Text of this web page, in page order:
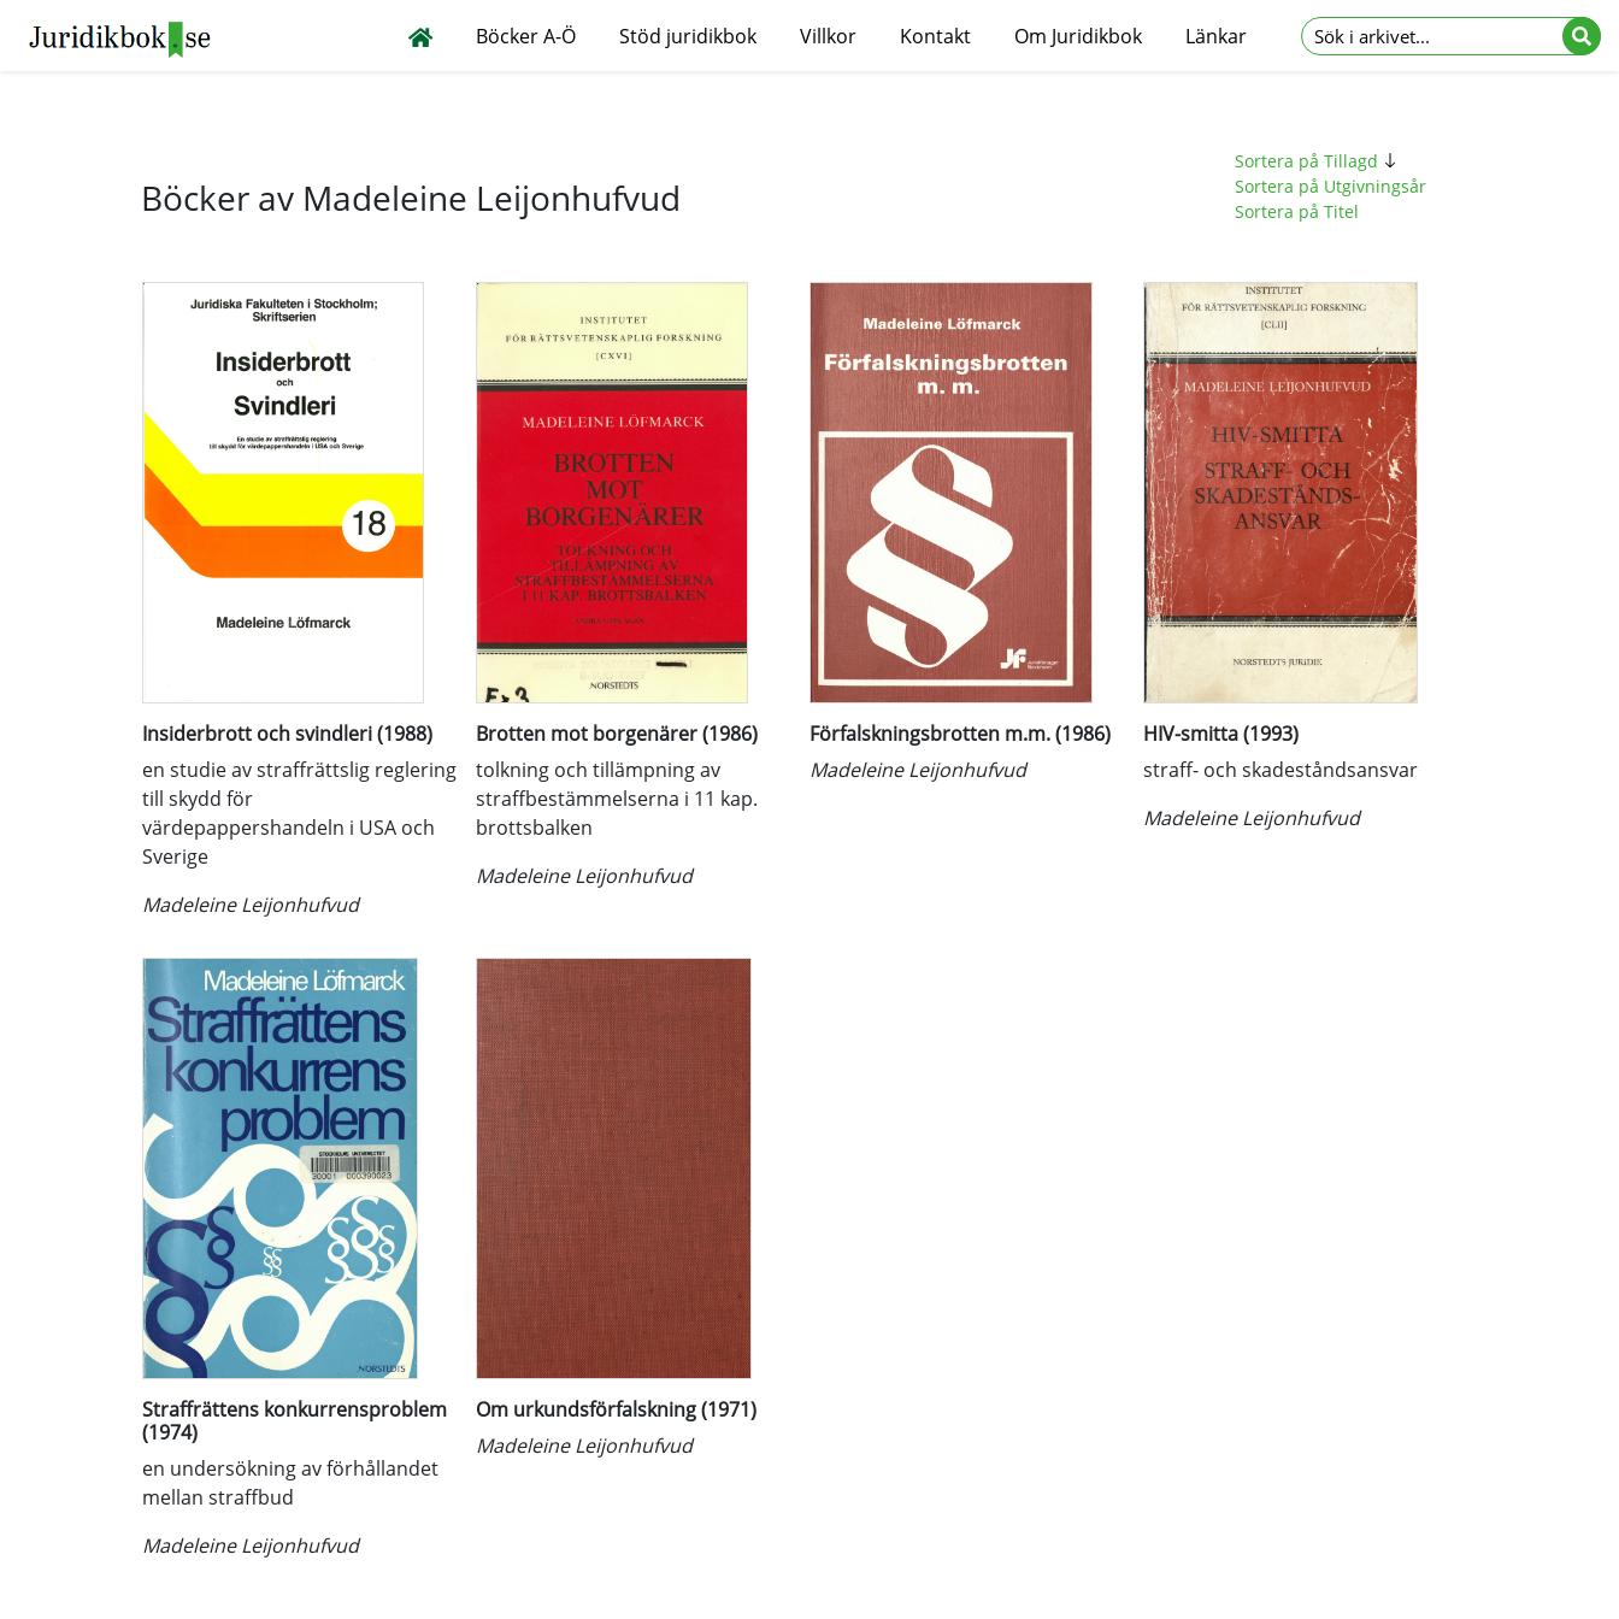
Böcker A-Ö Stöd juridikbok Villkor Kontakt Om Juridikbok Länkar
Böcker av Madeleine Leijonhufvud
Sortera på Tillagd
Sortera på Utgivningsår
Sortera på Titel
Insiderbrott och svindleri (1988)
en studie av straffrättslig reglering
till skydd för
värdepappershandeln i USA och
Sverige
Madeleine Leijonhufvud
Brotten mot borgenärer (1986)
tolkning och tillämpning av
straffbestämmelserna i 11 kap.
brottsbalken
Madeleine Leijonhufvud
Förfalskningsbrotten m.m. (1986)
Madeleine Leijonhufvud
HIV-smitta (1993)
straff- och skadeståndsansvar
Madeleine Leijonhufvud
Straffrättens konkurrensproblem
(1974)
en undersökning av förhållandet
mellan straffbud
Madeleine Leijonhufvud
Om urkundsförfalskning (1971)
Madeleine Leijonhufvud